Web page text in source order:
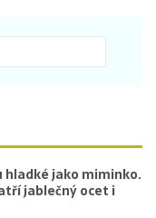
jako miminko.
jablečný ocet i